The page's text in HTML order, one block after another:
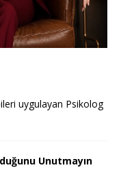
uygulayan Psikolog
Unutmayın